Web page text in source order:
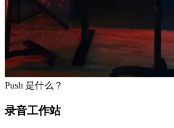
Push 是什么？
录音工作站